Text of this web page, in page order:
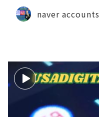
naver accounts